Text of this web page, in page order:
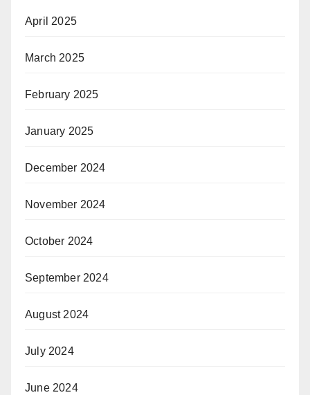
April 2025
March 2025
February 2025
January 2025
December 2024
November 2024
October 2024
September 2024
August 2024
July 2024
June 2024